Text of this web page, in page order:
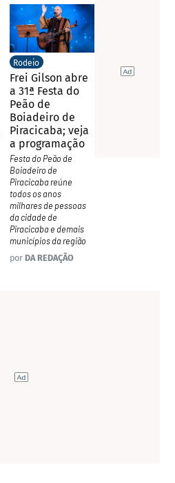
Rodeio
Frei Gilson abre
a 31ª Festa do
Peão de
Boiadeiro de
Piracicaba; veja
a programação
Festa do Peão de
Boiadeiro de
Piracicaba reúne
todos os anos
milhares de pessoas
da cidade de
Piracicaba e demais
municípios da região
por DA REDAÇÃO